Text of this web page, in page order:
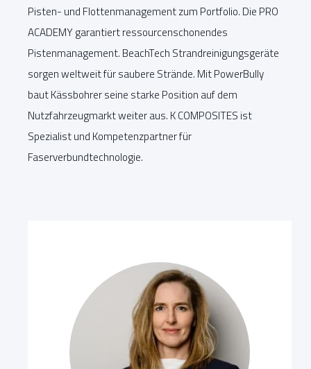
Pisten- und Flottenmanagement zum Portfolio. Die PRO
ACADEMY garantiert ressourcenschonendes
Pistenmanagement. BeachTech Strandreinigungsgeräte
sorgen weltweit für saubere Strände. Mit PowerBully
baut Kässbohrer seine starke Position auf dem
Nutzfahrzeugmarkt weiter aus. K COMPOSITES ist
Spezialist und Kompetenzpartner für
Faserverbundtechnologie.